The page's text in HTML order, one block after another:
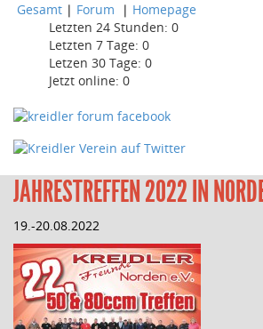
Gesamt | Forum | Homepage
Letzten 24 Stunden: 0
Letzten 7 Tage: 0
Letzen 30 Tage: 0
Jetzt online: 0
JAHRESTREFFEN 2022 IN
19.-20.08.2022